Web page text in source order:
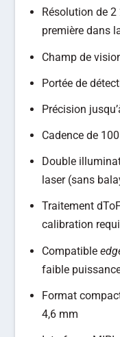
Résolution de
première dans
Champ de
Portée de
Précision
Cadence de
Double
laser (sans
Traitement
calibration
Compatible
faible
Format
4,6 mm